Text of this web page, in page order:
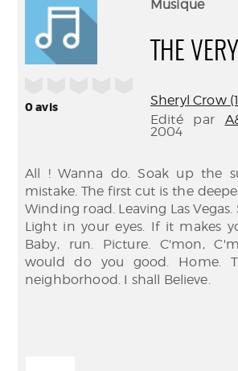
0avis
Musique
THE
Sheryl Crow
Edité par
2004
All ! Wanna do. Soak up the
mistake. The first cut is the
Winding road. Leaving Las
Light in your eyes. If it makes
Baby, run. Picture. C'mon,
would do you good. Home.
neighborhood. I shall Believe.